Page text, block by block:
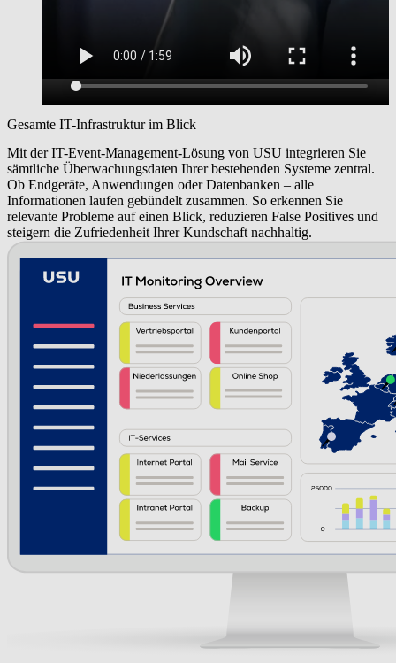
Gesamte IT-Infrastruktur im Blick
Mit der IT-Event-Management-Lösung von USU integrieren Sie
sämtliche Überwachungsdaten Ihrer bestehenden Systeme zentral.
Ob Endgeräte, Anwendungen oder Datenbanken – alle
Informationen laufen gebündelt zusammen. So erkennen Sie
relevante Probleme auf einen Blick, reduzieren False Positives und
steigern die Zufriedenheit Ihrer Kundschaft nachhaltig.